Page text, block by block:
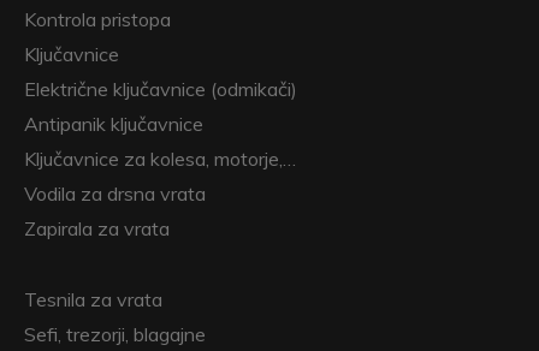
Kontrola pristopa
Ključavnice
Električne ključavnice (odmikači)
Antipanik ključavnice
Ključavnice za kolesa, motorje,…
Vodila za drsna vrata
Zapirala za vrata
Tesnila za vrata
Sefi, trezorji, blagajne